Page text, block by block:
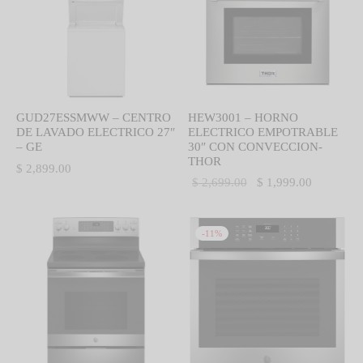
GUD27ESSMWW – CENTRO
DE LAVADO ELECTRICO 27″
– GE
$ 2,899.00
HEW3001 – HORNO
ELECTRICO EMPOTRABLE
30″ CON CONVECCION-
THOR
$2,699.00
El precio
era:
$ 2,699.00.
$ 1,999.00
$
-11%